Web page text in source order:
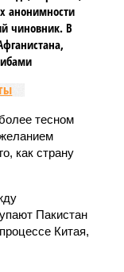
анонимности
чиновник. В
тесном
как страну
Пакистан
Китая,